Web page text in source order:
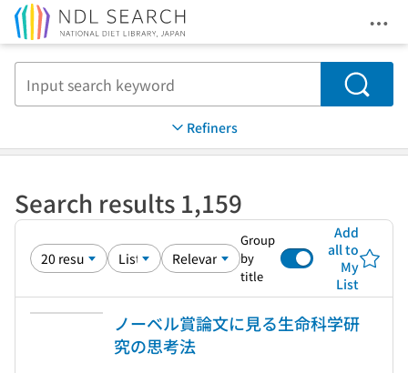
Search
Refiners
Search results 1,159
Group
by
title
Add
all to
My
List
ノーベル賞論文に見る生命科学研
究の思考法